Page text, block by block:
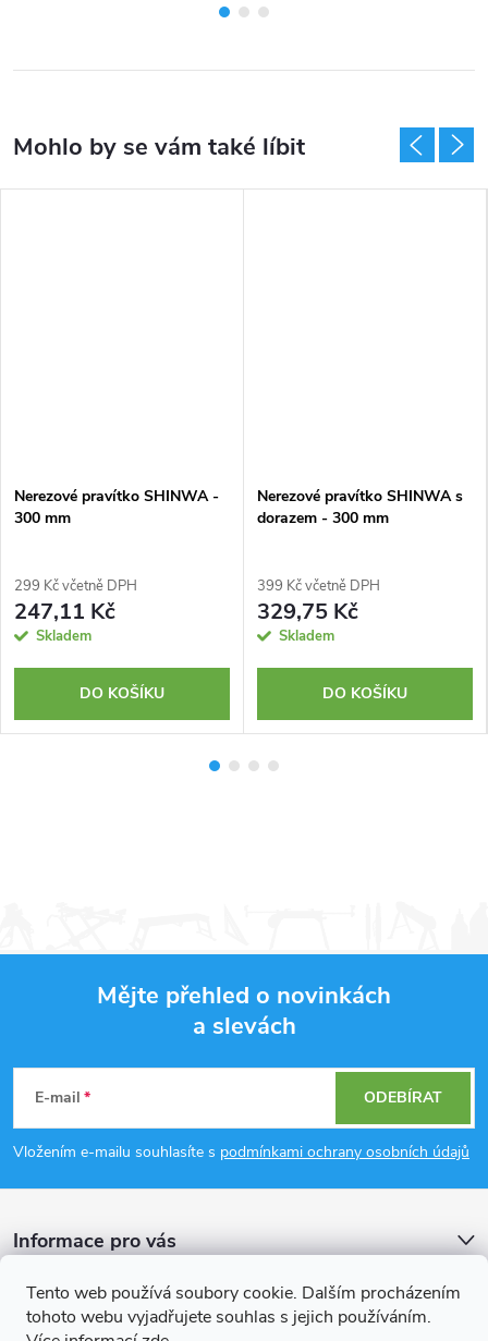
Tento web používá soubory cookie. Dalším procházením
tohoto webu vyjadřujete souhlas s jejich používáním.
Nerezové pravítko SHINWA -
300 mm
299 Kč včetně DPH
247,11 Kč
Skladem
DO KOŠÍKU
Nerezové pravítko SHINWA s
dorazem - 300 mm
399 Kč včetně DPH
329,75 Kč
Skladem
DO KOŠÍKU
p
a
t
Mějte přehled o novinkách
a slevách
E-mail
Vložením e-mailu souhlasíte s podmínkami ochrany osobních údajů
ODEBÍRAT
Informace pro vás
Přijímáme online platby